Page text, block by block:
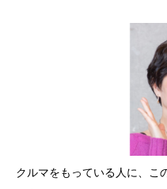
クルマをもっている人に、こ